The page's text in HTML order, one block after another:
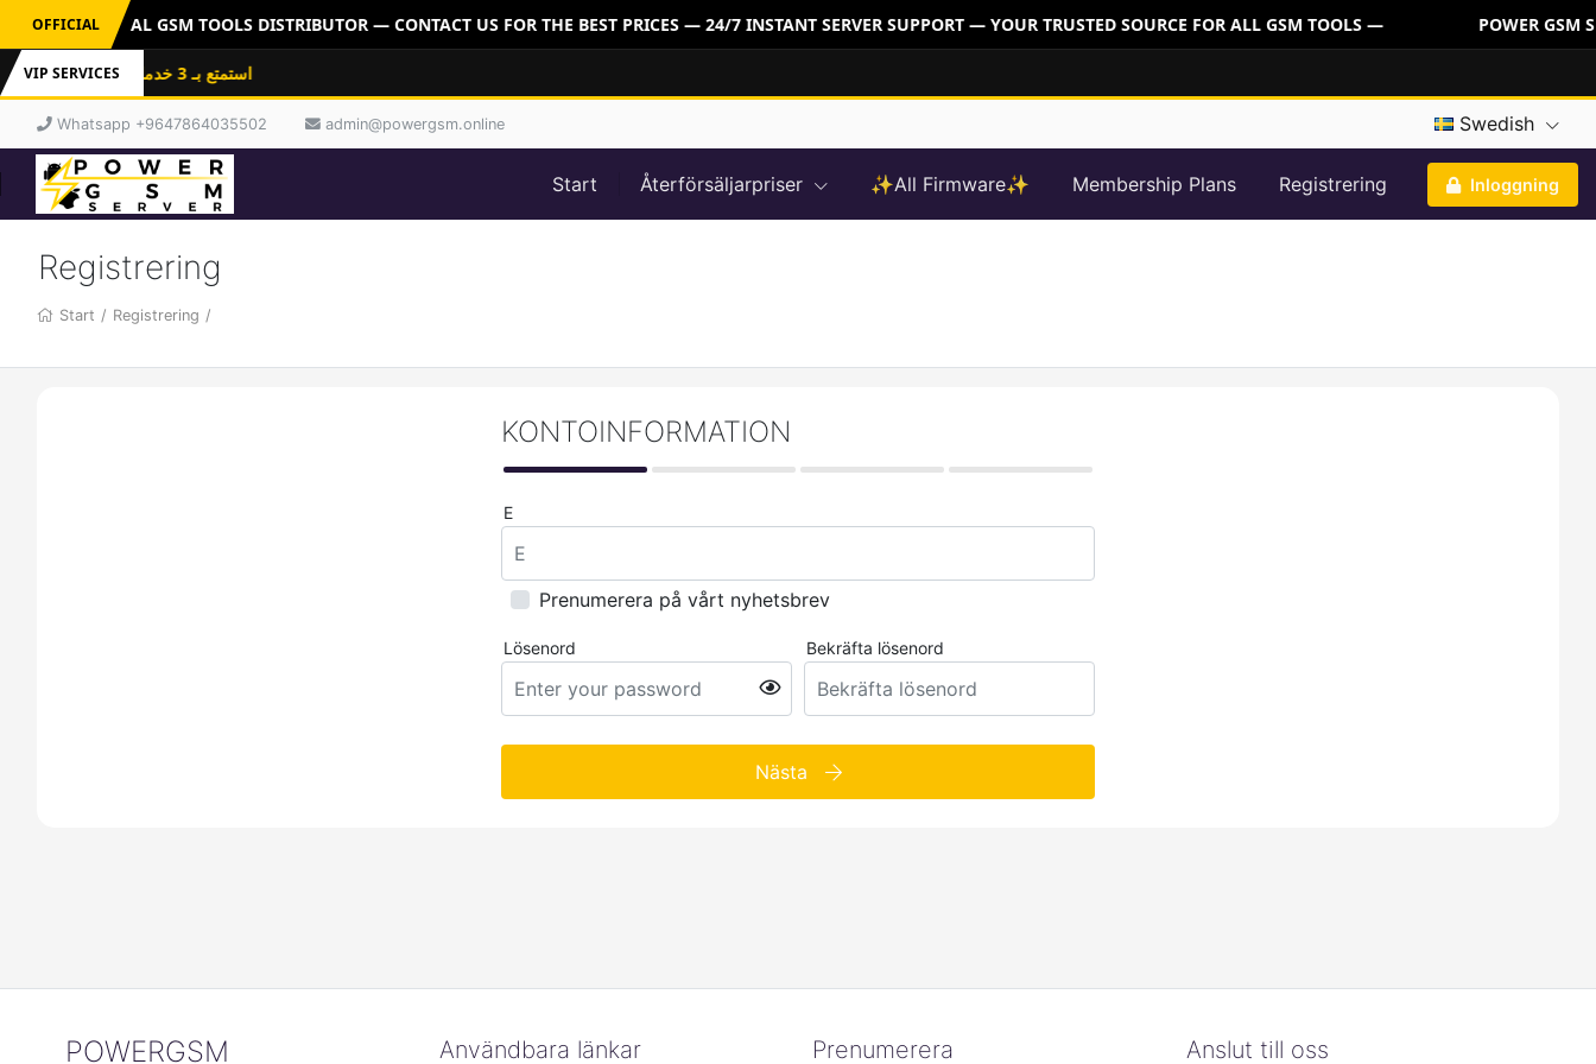
OFFICIALOFFICIAL GSM TOOLS DISTRIBUTOR — CONTACT US FOR THE BEST PRICES — 24/7 INSTANT SERVER SUPPORT — YOUR TRUSTED SOURCE FOR ALL GSM TOOLS — POWER GSM
VIP SERVICES استمتع بـ 3 خدمات باشتراك واحد: فلاشات
Whatsapp +9647864035502 admin@powergsm.online Swedish
Start Återförsäljarpriser ✨All Firmware✨ Membership Plans Registrering Inloggning
Registrering
Start / Registrering /
KONTOINFORMATION
E
Prenumerera på vårt nyhetsbrev
Lösenord Bekräfta lösenord
Nästa
POWERGSM Användbara länkar Prenumerera Anslut till oss